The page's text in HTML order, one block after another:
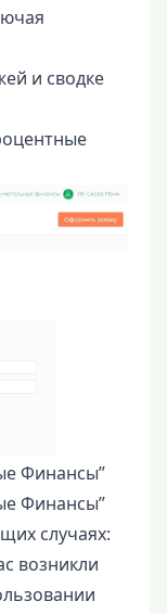
и сводке
Финансы”
Финансы”
случаях:
возникли